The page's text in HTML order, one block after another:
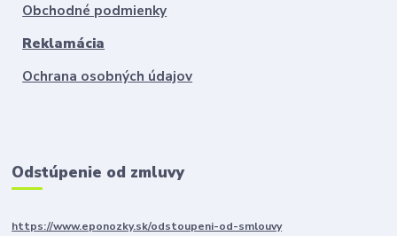
Obchodné podmienky
Reklamácia
Ochrana osobných údajov
Odstúpenie od zmluvy
https://www.eponozky.sk/odstoupeni-od-smlouvy